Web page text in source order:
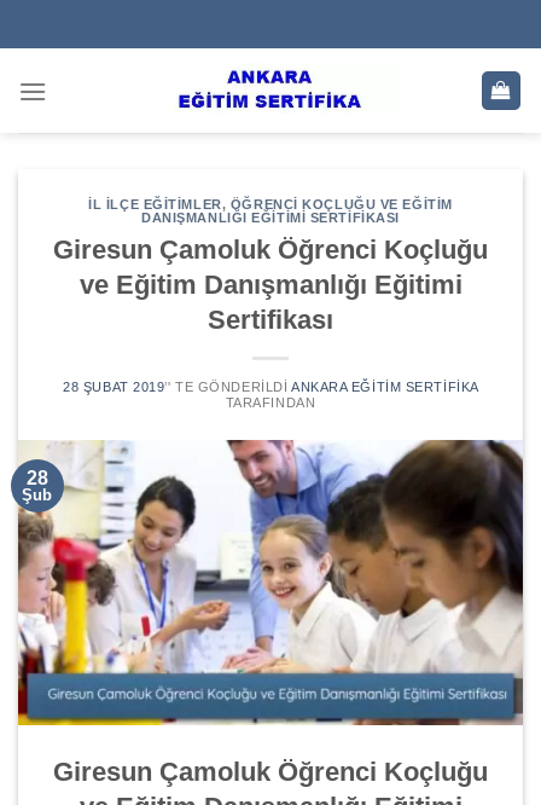
to
İL İLÇE EĞITIMLER, ÖĞRENCI KOÇLUĞU VE EĞITIM
DANIŞMANLIĞI EĞITIMI SERTIFIKASI
Giresun Çamoluk Öğrenci Koçluğu
ve Eğitim Danışmanlığı Eğitimi
Sertifikası
28 ŞUBAT 2019’' TE GÖNDERILDI ANKARA EĞITIM SERTIFIKA
TARAFINDAN
28
Şub
Giresun Çamoluk Öğrenci Koçluğu